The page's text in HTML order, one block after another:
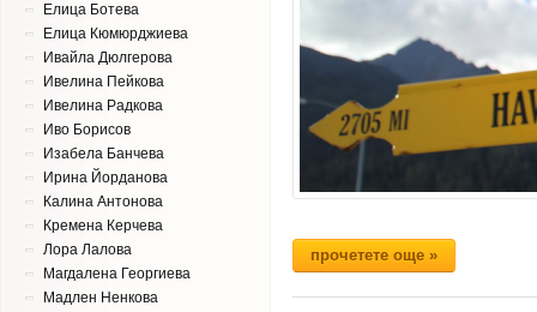
Елица Ботева
Елица Кюмюрджиева
Ивайла Дюлгерова
Ивелина Пейкова
Ивелина Радкова
Иво Борисов
Изабела Банчева
Ирина Йорданова
Калина Антонова
Кремена Керчева
Лора Лалова
Магдалена Георгиева
Мадлен Ненкова
прочетете още »